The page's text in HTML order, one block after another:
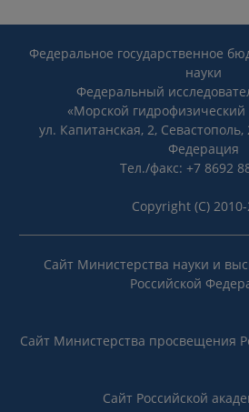
Федеральное государственное
науки
Федеральный
«Морской гидрофизический
ул. Капитанская, 2, Севастополь,
Федерация
Тел./факс: +7 8692
Copyright (C)
Сайт Министерства науки и
Российской
Сайт Министерства просвещения
Сайт Российской